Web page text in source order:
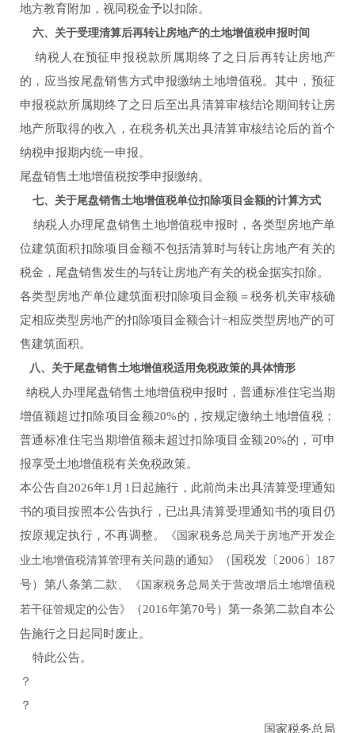
地方教育附加，视同税金予以扣除。
六、关于受理清算后再转让房地产的土地增值税申报时间
纳税人在预征申报税款所属期终了之日后再转让房地产
的，应当按尾盘销售方式申报缴纳土地增值税。其中，预征
申报税款所属期终了之日后至出具清算审核结论期间转让房
地产所取得的收入，在税务机关出具清算审核结论后的首个
纳税申报期内统一申报。
尾盘销售土地增值税按季申报缴纳。
七、关于尾盘销售土地增值税单位扣除项目金额的计算方式
纳税人办理尾盘销售土地增值税申报时，各类型房地产单
位建筑面积扣除项目金额不包括清算时与转让房地产有关的
税金，尾盘销售发生的与转让房地产有关的税金据实扣除。
各类型房地产单位建筑面积扣除项目金额＝税务机关审核确
定相应类型房地产的扣除项目金额合计÷相应类型房地产的可
售建筑面积。
八、关于尾盘销售土地增值税适用免税政策的具体情形
纳税人办理尾盘销售土地增值税申报时，普通标准住宅当期
增值额超过扣除项目金额20%的，按规定缴纳土地增值税；
普通标准住宅当期增值额未超过扣除项目金额20%的，可申
报享受土地增值税有关免税政策。
本公告自2026年1月1日起施行，此前尚未出具清算受理通知
书的项目按照本公告执行，已出具清算受理通知书的项目仍
按原规定执行，不再调整。
《国家税务总局关于房地产开发企
业土地增值税清算管理有关问题的通知》
（国税发〔2006〕187
号）第八条第二款、
《国家税务总局关于营改增后土地增值税
若干征管规定的公告》
（2016年第70号）第一条第二款自本公
告施行之日起同时废止。
特此公告。
？
？
国家税务总局